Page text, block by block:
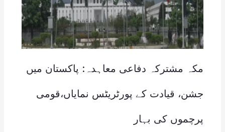
مکہ مشترکہ دفاعی معاہدہ: پاکستان میں
جشن، قیادت کے پورٹریٹس نمایاں،قومی
پرچموں کی بہار